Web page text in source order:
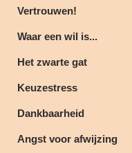
Vertrouwen!
Waar een wil is...
Het zwarte gat
Keuzestress
Dankbaarheid
Angst voor afwijzing